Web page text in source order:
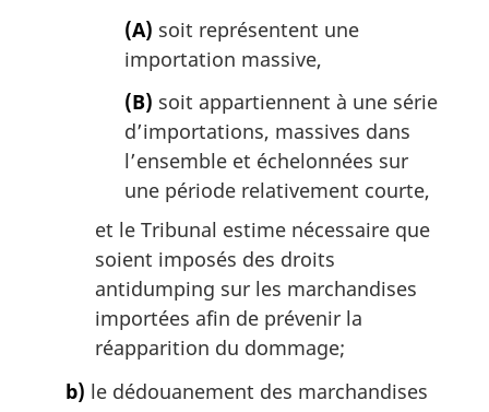
(A) soit représentent une
importation massive,
(B) soit appartiennent à une série
d’importations, massives dans
l’ensemble et échelonnées sur
une période relativement courte,
et le Tribunal estime nécessaire que
soient imposés des droits
antidumping sur les marchandises
importées afin de prévenir la
réapparition du dommage;
b) le dédouanement des marchandises